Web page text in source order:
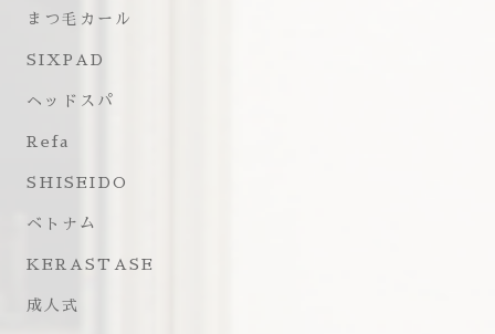
まつ毛カール
SIXPAD
ヘッドスパ
Refa
SHISEIDO
ベトナム
KERASTASE
成人式